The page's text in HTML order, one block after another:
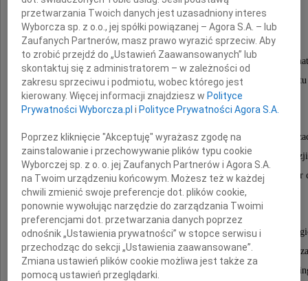
Jerzy Bańczerowski
wybitny językoznawca, uczony światowego
wieloletni dyrektor Instytutu Językoznawstwa
Mickiewicza w Poznaniu,
badacz językoznawstwa ogólnego i porównawczego,
językoznawstwa ugrofińskiego oraz języków
członek Komitetu Nauk Orientalistycznych PAN, redaktor
"Lingua Posnaniensis",
inicjator rozwoju nowych obszarów kształcenia
i orientalistycznego na Uniwersytecie im. Adama
uczony niezwykle zasłużony dla rozwoju poznańskiej
przetwarzania Twoich danych jest uzasadniony interes
Wyborcza sp. z o.o., jej spółki powiązanej – Agora S.A. – lub
Zaufanych Partnerów, masz prawo wyrazić sprzeciw. Aby
to zrobić przejdź do „Ustawień Zaawansowanych” lub
skontaktuj się z administratorem – w zależności od
zakresu sprzeciwu i podmiotu, wobec którego jest
kierowany. Więcej informacji znajdziesz w Polityce
Prywatności Wyborcza.pl i Polityce Prywatności Agora S.A.
Poprzez kliknięcie "Akceptuję" wyrażasz zgodę na
zainstalowanie i przechowywanie plików typu cookie
Wyborczej sp. z o. o. jej Zaufanych Partnerów i Agora S.A.
na Twoim urządzeniu końcowym. Możesz też w każdej
chwili zmienić swoje preferencje dot. plików cookie,
ponownie wywołując narzędzie do zarządzania Twoimi
preferencjami dot. przetwarzania danych poprzez
odnośnik „Ustawienia prywatności” w stopce serwisu i
przechodząc do sekcji „Ustawienia zaawansowane”.
Zmiana ustawień plików cookie możliwa jest także za
pomocą ustawień przeglądarki.